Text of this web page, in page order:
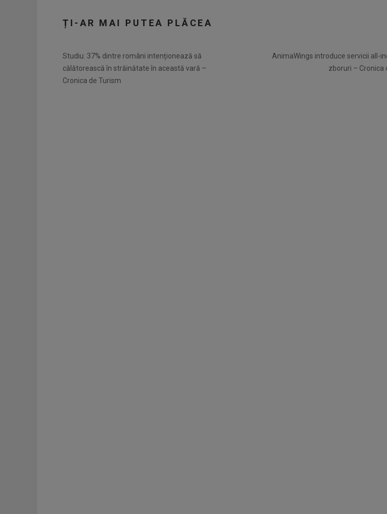
ȚI-AR MAI PUTEA PLĂCEA
Studiu: 37% dintre români intenționează să
călătorească în străinătate în această vară –
Cronica de Turism
AnimaWings introduce servicii all-
zboruri – Cronica